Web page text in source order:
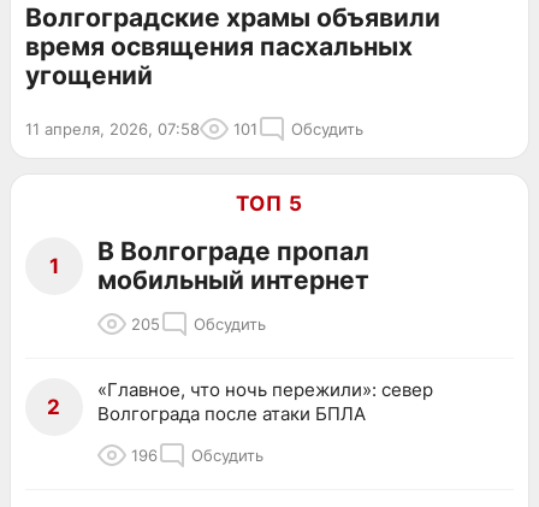
Волгоградские храмы объявили
время освящения пасхальных
угощений
11 апреля, 2026, 07:58 101 Обсудить
ТОП 5
1
В Волгограде пропал
мобильный интернет
205 Обсудить
2
«Главное, что ночь пережили»: север
Волгограда после атаки БПЛА
196 Обсудить